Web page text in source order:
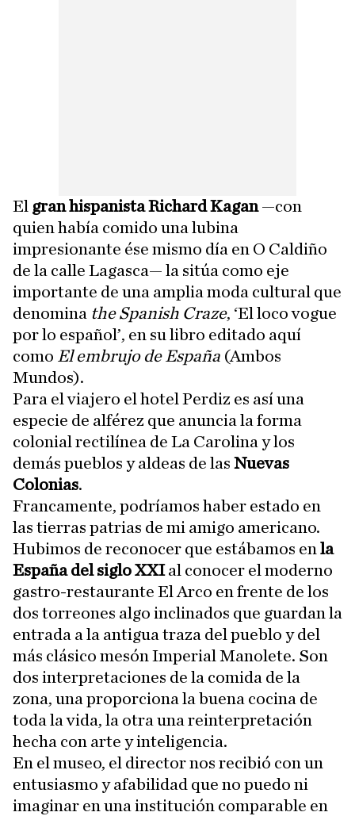
El gran hispanista Richard Kagan—con
quien había comido una lubina
impresionante ése mismo día en O Caldiño
de la calle Lagasca— la sitúa como eje
importante de una amplia moda cultural que
denomina the Spanish Craze, ‘El loco vogue
por lo español’, en su libro editado aquí
como El embrujo de España (Ambos
Mundos).
Para el viajero el hotel Perdiz es así una
especie de alférez que anuncia la forma
colonial rectilínea de La Carolina y los
demás pueblos y aldeas de las Nuevas
Colonias.
Francamente, podríamos haber estado en
las tierras patrias de mi amigo americano.
Hubimos de reconocer que estábamos en la
España del siglo XXIal conocer el moderno
gastro-restaurante El Arco en frente de los
dos torreones algo inclinados que guardan la
entrada a la antigua traza del pueblo y del
más clásico mesón Imperial Manolete. Son
dos interpretaciones de la comida de la
zona, una proporciona la buena cocina de
toda la vida, la otra una reinterpretación
hecha con arte y inteligencia.
En el museo, el director nos recibió con un
entusiasmo y afabilidad que no puedo ni
imaginar en una institución comparable en